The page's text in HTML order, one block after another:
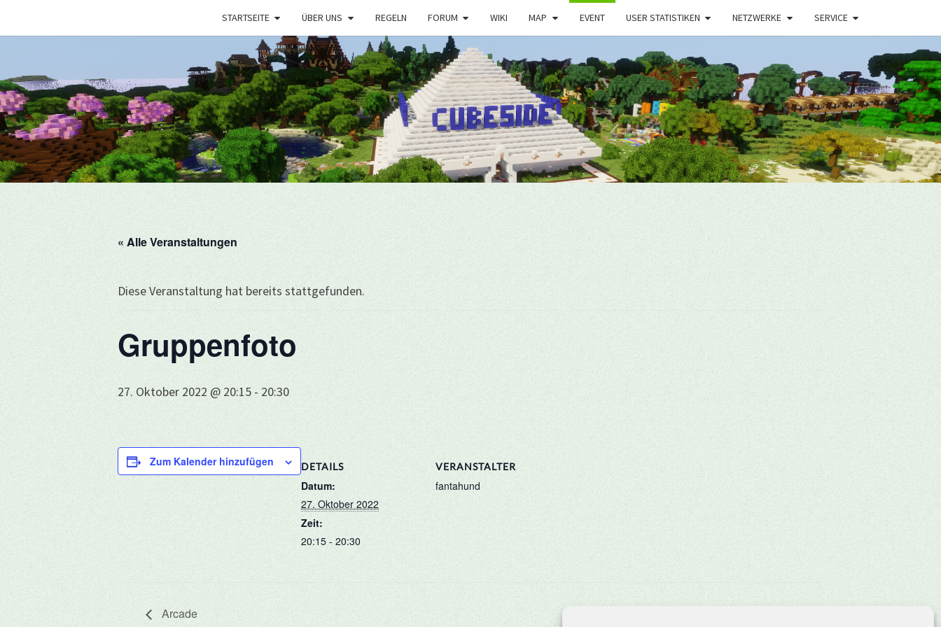
STARTSEITE ÜBER UNS REGELN FORUM WIKI MAP EVENT USER STATISTIKEN NETZWERKE SERVICE
« Alle Veranstaltungen
Diese Veranstaltung hat bereits stattgefunden.
Gruppenfoto
27. Oktober 2022 @ 20:15 - 20:30
Zum Kalender hinzufügen DETAILS
Datum:
27. Oktober 2022
Zeit:
20:15 - 20:30
VERANSTALTER
fantahund
Arcade